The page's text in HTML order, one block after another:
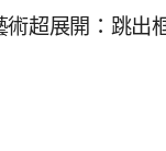
術超展開：跳出